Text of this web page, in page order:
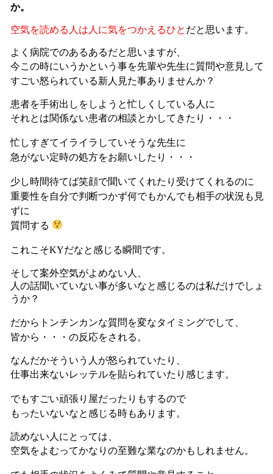
か。
空気を読める人は人に気をつかえるひと だと思います。
よく病院でのあるあるだと思いますが、
今この時にいうかという事を先輩や先生に質問や意見して
すごい怒られている新人見た事ありませんか？
患者を手術出しをしようと忙しくしている人に
それとは関係ない患者の相談とかしてきたり・・・
忙しすぎてイライラしていそうな先生に
急がない定時の処方をお願いしたり・・・
少し時間待てば笑顔で聞いてくれたり受けてくれるのに
重要性を自分で判断つかず何でもかんでも相手の状況も見
ずに
質問する
これこそKYだなと感じる瞬間です。
そして案外空気がよめない人、
人の話聞いていない事が多いなと感じるのは私だけでしょ
うか？
だからトンチンカンな質問を変なタイミングでして、
皆から・・・の反応をされる。
なんだかそういう人が怒られていたり、
仕事出来ないレッテルを貼られていたり感じます。
でもすごい頑張り屋だったりもするので
もったいないなと感じる時もあります。
読めない人にとっては、
空気をよむってかなりの至難な業なのかもしれません。